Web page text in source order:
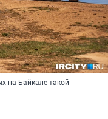
на Байкале такой